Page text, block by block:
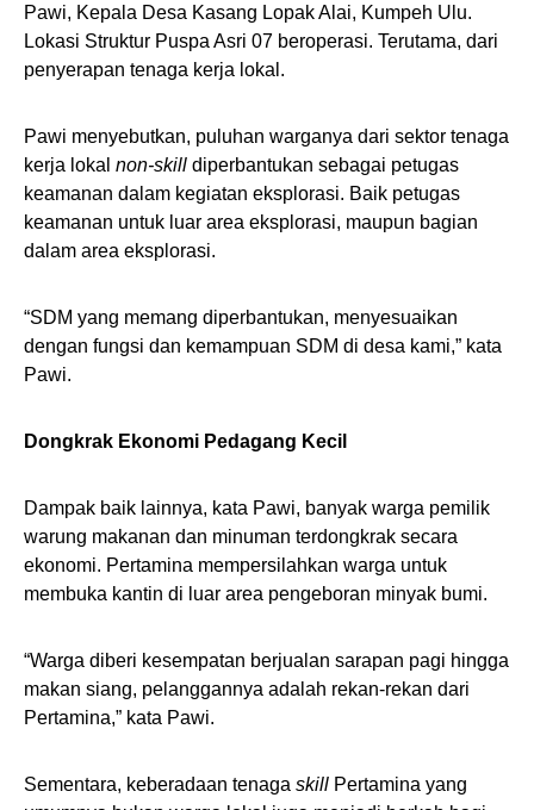
Pawi, Kepala Desa Kasang Lopak Alai, Kumpeh Ulu.
Lokasi Struktur Puspa Asri 07 beroperasi. Terutama, dari
penyerapan tenaga kerja lokal.
Pawi menyebutkan, puluhan warganya dari sektor tenaga
kerja lokal non-skill diperbantukan sebagai petugas
keamanan dalam kegiatan eksplorasi. Baik petugas
keamanan untuk luar area eksplorasi, maupun bagian
dalam area eksplorasi.
“SDM yang memang diperbantukan, menyesuaikan
dengan fungsi dan kemampuan SDM di desa kami,” kata
Pawi.
Dongkrak Ekonomi Pedagang Kecil
Dampak baik lainnya, kata Pawi, banyak warga pemilik
warung makanan dan minuman terdongkrak secara
ekonomi. Pertamina mempersilahkan warga untuk
membuka kantin di luar area pengeboran minyak bumi.
“Warga diberi kesempatan berjualan sarapan pagi hingga
makan siang, pelanggannya adalah rekan-rekan dari
Pertamina,” kata Pawi.
Sementara, keberadaan tenaga skill Pertamina yang